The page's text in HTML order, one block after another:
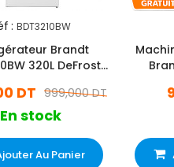
: BDT3210BW
Brandt
320L DeFrost
999,000 DT
DT
En stock
Au Panier